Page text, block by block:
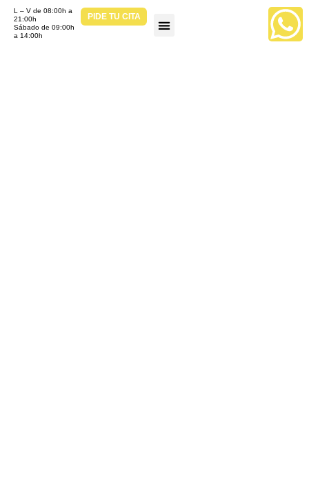
L – V de 08:00h a
21:00h
Sábado de 09:00h
a 14:00h
PIDE TU CITA